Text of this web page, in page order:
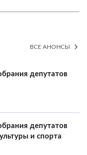
ВСЕ АНОНСЫ
депутатов
депутатов
и спорта